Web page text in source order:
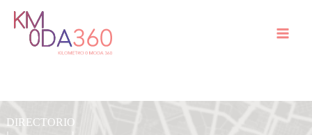
contenido